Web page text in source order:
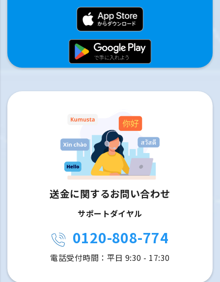
送金に関するお問い合わせ
サポートダイヤル
0120-808-774
電話受付時間：平日 9:30 - 17:30